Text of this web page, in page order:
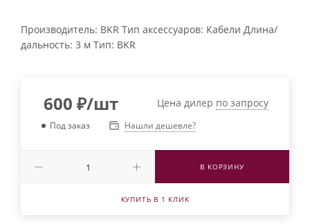
Производитель: BKR Тип аксессуаров: Кабели Длина/
дальность: 3 м Тип: BKR
600 ₽/шт Цена дилер по запросу
Под заказ Нашли дешевле?
В КОРЗИНУ
КУПИТЬ В 1 КЛИК